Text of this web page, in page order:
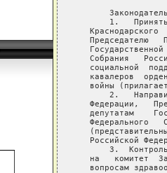
1.
Краснодарского
Председателю
Государственной
Собрания
социальной
кавалеров
войны
2.
Федерации,
депутатам
Федерального
Российской
3.
на   комитет
вопросам